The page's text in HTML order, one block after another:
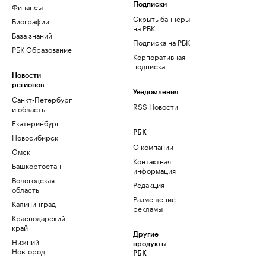
Финансы
Биографии
База знаний
РБК Образование
Новости
регионов
Санкт-Петербург
и область
Екатеринбург
Новосибирск
Омск
Башкортостан
Вологодская
область
Калининград
Краснодарский
край
Нижний
Новгород
Подписки
Скрыть баннеры
на РБК
Подписка на РБК
Корпоративная
подписка
Уведомления
RSS Новости
РБК
О компании
Контактная
информация
Редакция
Размещение
рекламы
Другие
продукты
РБК